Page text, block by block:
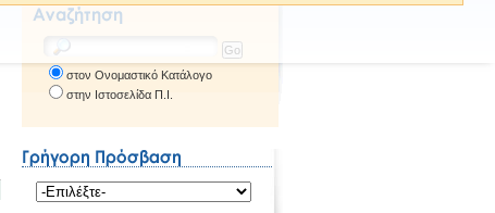
στον Ονομαστικό Κατάλογο
στην Ιστοσελίδα Π.Ι.